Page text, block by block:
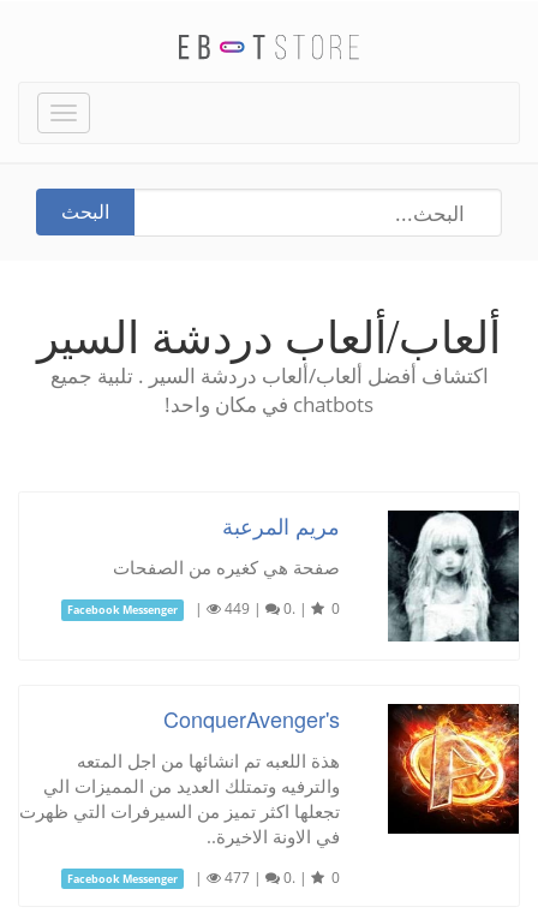
Toggle
البحث
ألعاب/ألعاب دردشة السير
اكتشاف أفضل ألعاب/ألعاب دردشة السير . تلبية جميع
chatbots في مكان واحد!
مريم المرعبة
صفحة هي كغيره من الصفحات
Facebook Messenger | 449 | 0. | 0
ConquerAvenger's
هذة اللعبه تم انشائها من اجل المتعه
والترفيه وتمتلك العديد من المميزات الي
تجعلها اكثر تميز من السيرفرات التي ظهرت
في الاونة الاخيرة..
Facebook Messenger | 477 | 0. | 0